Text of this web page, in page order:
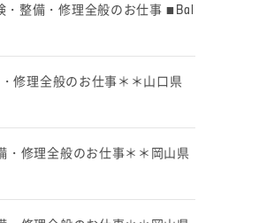
備・修理全般のお仕事 ■Bal
修理全般のお仕事＊＊山口県
・修理全般のお仕事＊＊岡山県